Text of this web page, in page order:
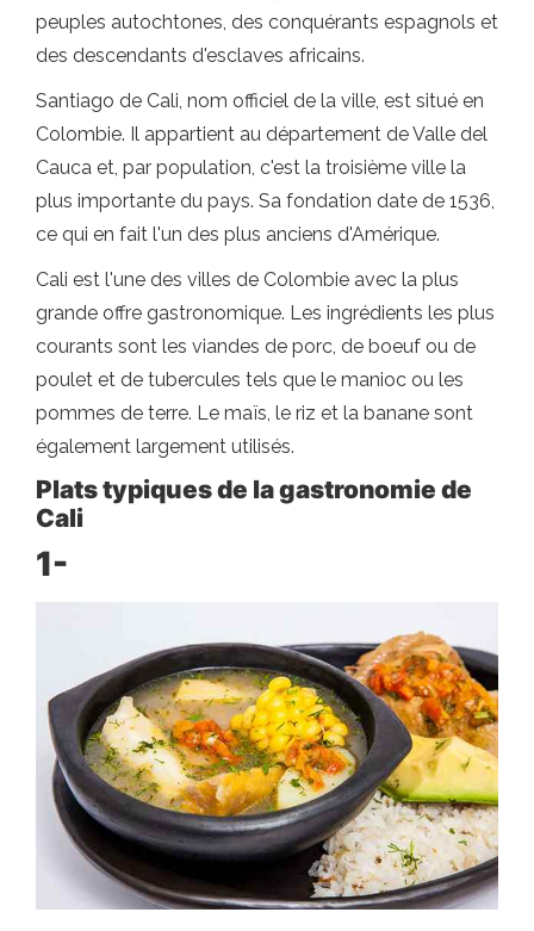
peuples autochtones, des conquérants espagnols et
des descendants d'esclaves africains.
Santiago de Cali, nom officiel de la ville, est situé en
Colombie. Il appartient au département de Valle del
Cauca et, par population, c'est la troisième ville la
plus importante du pays. Sa fondation date de 1536,
ce qui en fait l'un des plus anciens d'Amérique.
Cali est l'une des villes de Colombie avec la plus
grande offre gastronomique. Les ingrédients les plus
courants sont les viandes de porc, de boeuf ou de
poulet et de tubercules tels que le manioc ou les
pommes de terre. Le maïs, le riz et la banane sont
également largement utilisés.
Plats typiques de la gastronomie de
Cali
1-